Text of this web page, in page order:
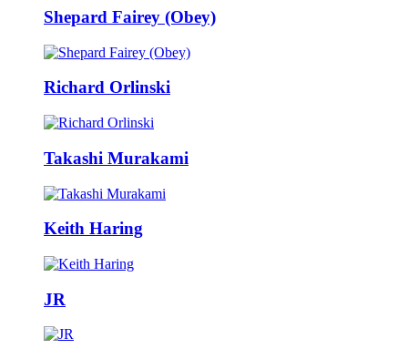
Shepard Fairey (Obey)
Richard Orlinski
Takashi Murakami
Keith Haring
JR